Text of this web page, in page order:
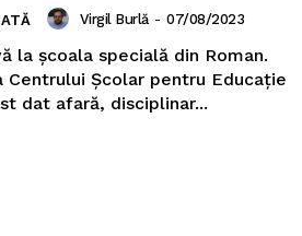
Virgil Burlă - 07/08/2023
la școala specială din Roman.
Școlar pentru Educație
dat afară, disciplinar...